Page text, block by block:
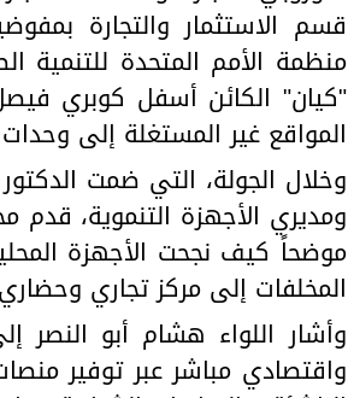
قسم الاستثمار والتجارة
منظمة الأمم المتحدة للتنمية
"كيان" الكائن أسفل كوبري
المواقع غير المستغلة إلى
وخلال الجولة، التي ضمت
ومديري الأجهزة التنموية،
موضحاً كيف نجحت الأجهزة
المخلفات إلى مركز تجاري
وأشار اللواء هشام أبو
واقتصادي مباشر عبر توفير